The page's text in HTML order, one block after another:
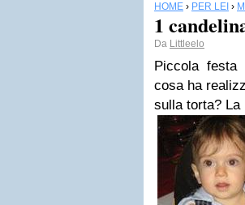
HOME › PER LEI ›
1
Da Littleelo
Piccola festa
cosa ha
sulla torta?